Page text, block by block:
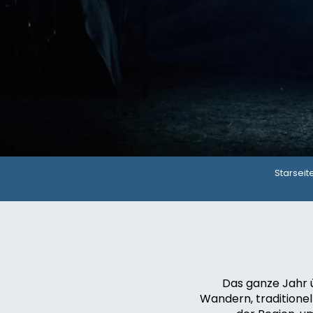
Das ganze Jahr
Wandern,